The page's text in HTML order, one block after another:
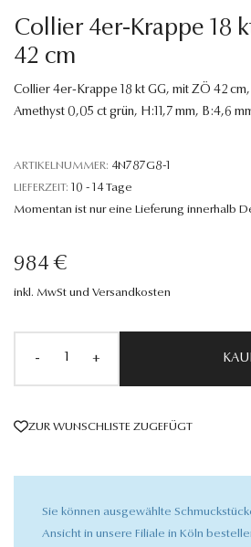
Collier 4er-Krappe 18
42 cm
Collier 4er-Krappe 18 kt GG, mit ZÖ 42 cm,
Amethyst 0,05 ct grün, H:11,7 mm, B:4,6
ARTIKELNUMMER: 4N787G8-1
LIEFERZEIT: 10 - 14 Tage
Momentan ist nur eine Lieferung innerhalb
984 €
inkl. MwSt und Versandkosten
- +
ZUR WUNSCHLISTE ZUGEFÜGT
Sie können ausgewählte
Ansicht in unsere Filiale in Köln